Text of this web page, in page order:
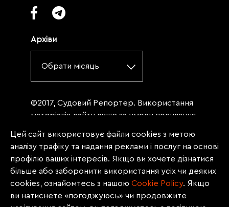
Архіви
Обрати місяць
©2017, Судовий Репортер. Використання
матеріалів сайту лише за умови посилання
«Судовий репортер» не нижче третього
абзацу. Матеріали, щодо яких міститься
заборона на повну републікацію
(передрук, копіювання, відтворення або
інше використання), заборонено
передруковувати без згоди редакції.
Цей сайт використовує файли cookies з метою
аналізу трафіку та надання реклами і послуг на основі
профілю ваших інтересів. Якщо ви хочете дізнатися
більше або заборонити використання усіх чи деяких
cookies, ознайомтесь з нашою Сookie Policy. Якщо
ви натиснете «погоджуюсь» чи продовжите